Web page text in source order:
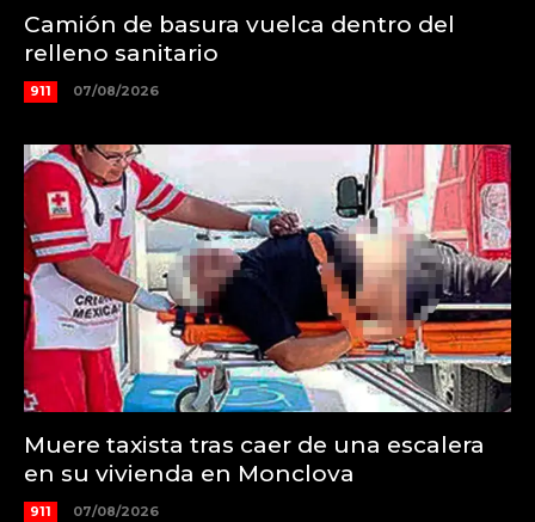
Camión de basura vuelca dentro del
relleno sanitario
911 07/08/2026
Muere taxista tras caer de una escalera
en su vivienda en Monclova
911 07/08/2026